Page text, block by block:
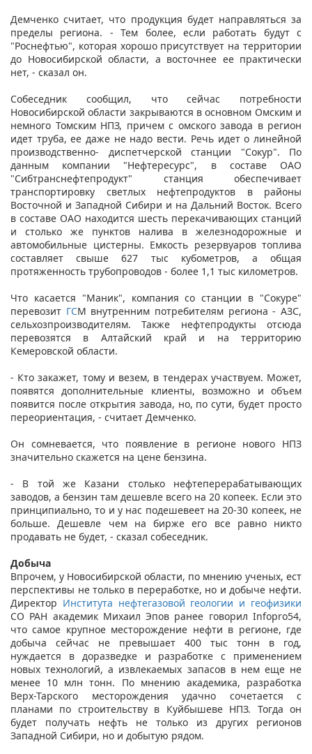
Демченко считает, что продукция будет направляться за
пределы региона. - Тем более, если работать будут с
"Роснефтью", которая хорошо присутствует на территории
до Новосибирской области, а восточнее ее практически
нет, - сказал он.
Собеседник сообщил, что сейчас потребности
Новосибирской области закрываются в основном Омским и
немного Томским НПЗ, причем с омского завода в регион
идет труба, ее даже не надо вести. Речь идет о линейной
производственно- диспетчерской станции "Сокур". По
данным компании "Нефтересурс", в составе ОАО
"Сибтранснефтепродукт" станция обеспечивает
транспортировку светлых нефтепродуктов в районы
Восточной и Западной Сибири и на Дальний Восток. Всего
в составе ОАО находится шесть перекачивающих станций
и столько же пунктов налива в железнодорожные и
автомобильные цистерны. Емкость резервуаров топлива
составляет свыше 627 тыс кубометров, а общая
протяженность трубопроводов - более 1,1 тыс километров.
Что касается "Маник", компания со станции в "Сокуре"
перевозит ГСМ внутренним потребителям региона - АЗС,
сельхозпроизводителям. Также нефтепродукты отсюда
перевозятся в Алтайский край и на территорию
Кемеровской области.
- Кто закажет, тому и везем, в тендерах участвуем. Может,
появятся дополнительные клиенты, возможно и объем
появится после открытия завода, но, по сути, будет просто
переориентация, - считает Демченко.
Он сомневается, что появление в регионе нового НПЗ
значительно скажется на цене бензина.
- В той же Казани столько нефтеперерабатывающих
заводов, а бензин там дешевле всего на 20 копеек. Если это
принципиально, то и у нас подешевеет на 20-30 копеек, не
больше. Дешевле чем на бирже его все равно никто
продавать не будет, - сказал собеседник.
Добыча
Впрочем, у Новосибирской области, по мнению ученых, ест
перспективы не только в переработке, но и добыче нефти.
Директор Института нефтегазовой геологии и геофизики
СО РАН академик Михаил Эпов ранее говорил Infopro54,
что самое крупное месторождение нефти в регионе, где
добыча сейчас не превышает 400 тыс тонн в год,
нуждается в доразведке и разработке с применением
новых технологий, а извлекаемых запасов в нем еще не
менее 10 млн тонн. По мнению академика, разработка
Верх-Тарского месторождения удачно сочетается с
планами по строительству в Куйбышеве НПЗ. Тогда он
будет получать нефть не только из других регионов
Западной Сибири, но и добытую рядом.